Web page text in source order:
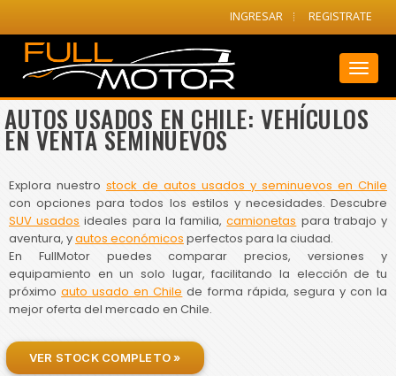
INGRESAR REGISTRATE
AUTOS USADOS EN CHILE: VEHÍCULOS
EN VENTA SEMINUEVOS
Explora nuestro stock de autos usados y seminuevos en Chile
con opciones para todos los estilos y necesidades. Descubre
SUV usados ideales para la familia,camionetas para trabajo y
aventura, yautos económicos perfectos para la ciudad.
En FullMotor puedes comparar precios, versiones y
equipamiento en un solo lugar, facilitando la elección de tu
próximoauto usado en Chile de forma rápida, segura y con la
mejor oferta del mercado en Chile.
VER STOCK COMPLETO »